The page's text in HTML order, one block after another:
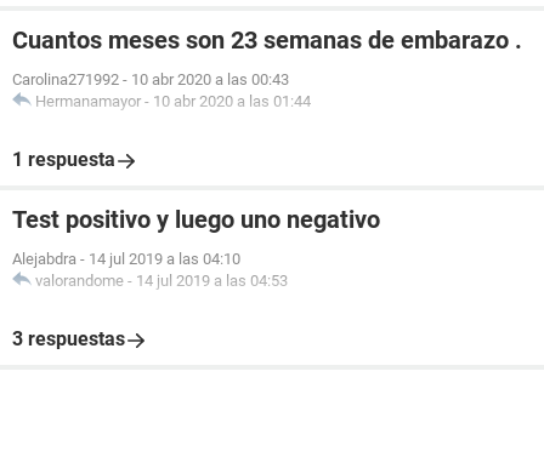
Cuantos meses son 23 semanas de embarazo .
Carolina271992 - 10 abr 2020 a las 00:43
Hermanamayor - 10 abr 2020 a las 01:44
1 respuesta
Test positivo y luego uno negativo
Alejabdra - 14 jul 2019 a las 04:10
valorandome - 14 jul 2019 a las 04:53
3 respuestas